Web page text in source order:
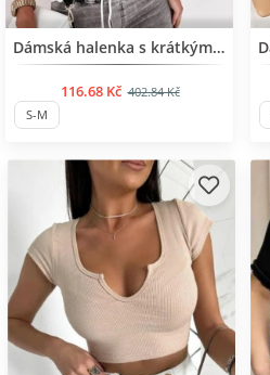
BESTSELLERDámská halenka s krátkým rukávem
116.68 Kč 402.84 Kč
S-M